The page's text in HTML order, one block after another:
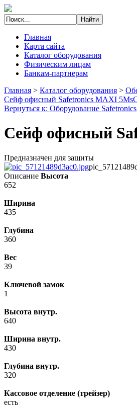
Главная
Карта сайта
Каталог оборудования
Физическим лицам
Банкам-партнерам
Главная > Каталог оборудования >
Сейф офисный Safetronics MAXI 5Ms
Вернуться к: Оборудование Safetronics
Сейф офисный
Предназначен для защиты
Описание Высота
652
Ширина
435
Глубина
360
Вес
39
Ключевой замок
1
Высота внутр.
640
Ширина внутр.
430
Глубина внутр.
320
Кассовое отделение (трейзер)
есть